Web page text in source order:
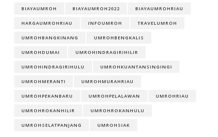
BIAYAUMROH BIAYAUMROH2022 BIAYAUMROHRIAU
HARGAUMROHRIAU INFOUMROH TRAVELUMROH
UMROHBANGKINANG UMROHBENGKALIS
UMROHDUMAI UMROHINDRAGIRIHILIR
UMROHINDRAGIRIHULU UMROHKUANTANSINGINGI
UMROHMERANTI UMROHMURAHRIAU
UMROHPEKANBARU UMROHPELALAWAN UMROHRIAU
UMROHROKANHILIR UMROHROKANHULU
UMROHSELATPANJANG UMROHSIAK